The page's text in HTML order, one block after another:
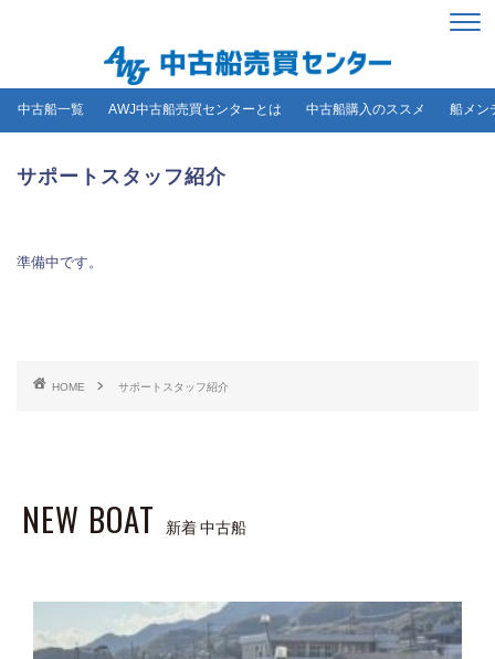
中古船一覧 AWJ中古船売買センターとは 中古船購入のススメ 船メン
サポートスタッフ紹介
準備中です。
HOME サポートスタッフ紹介
NEW BOAT 新着 中古船